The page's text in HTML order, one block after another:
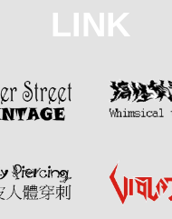
LINK